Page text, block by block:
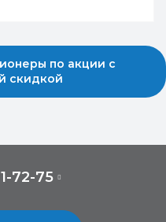
по акции с
скидкой
72-75